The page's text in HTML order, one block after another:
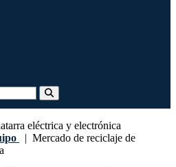
| Mercado de reciclaje de